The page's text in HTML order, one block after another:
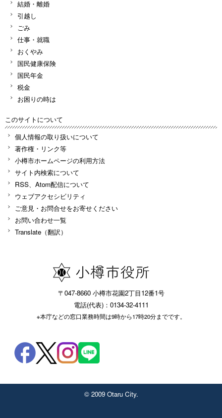
結婚・離婚
引越し
ごみ
仕事・就職
おくやみ
国民健康保険
国民年金
税金
お困りの時は
このサイトについて
個人情報の取り扱いについて
著作権・リンク等
小樽市ホームページの利用方法
サイト内検索について
RSS、Atom配信について
ウェブアクセシビリティ
ご意見・お問合せをお寄せください
お問い合わせ一覧
Translate（翻訳）
〒047-8660 小樽市花園2丁目12番1号
電話(代表)：0134-32-4111
※本庁などの窓口業務時間は9時から17時20分までです。
© 2009 Otaru City.